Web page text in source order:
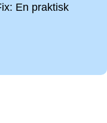
En praktisk